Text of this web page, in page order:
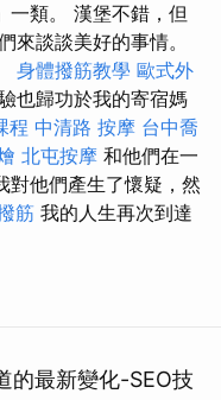
一類。 漢堡不錯，但
來談談美好的事情。
身體撥筋教學 歐式外
也歸功於我的寄宿媽
程 中清路 按摩 台中喬
北屯按摩 和他們在一
對他們產生了懷疑，然
筋 我的人生再次到達
的最新變化-SEO技